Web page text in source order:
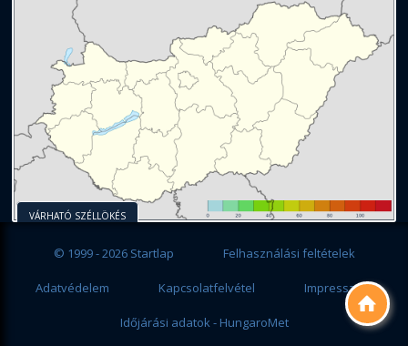

VÁRHATÓ SZÉLLÖKÉS
© 1999 - 2026 Startlap Felhasználási feltételek
Adatvédelem Kapcsolatfelvétel Impresszum
Időjárási adatok - HungaroMet